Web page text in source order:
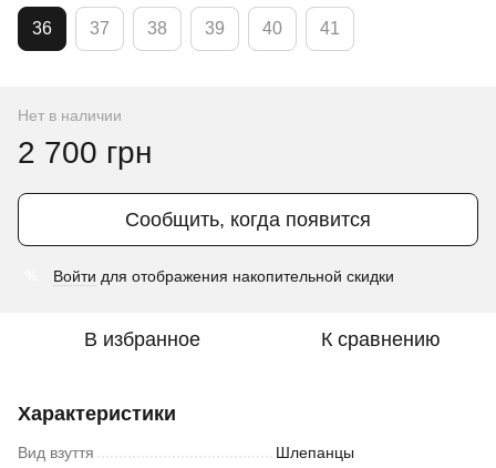
36 37 38 39 40 41
Нет в наличии
2 700 грн
Сообщить, когда появится
Войти для отображения накопительной скидки
В избранное К сравнению
Характеристики
Вид взуття Шлепанцы